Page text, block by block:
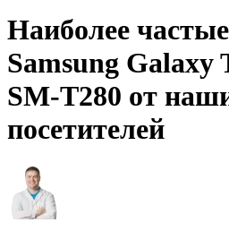
Наиболее
Samsung Galaxy
SM-T280 от
посетителей